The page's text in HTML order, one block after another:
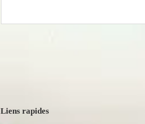
Liens rapides